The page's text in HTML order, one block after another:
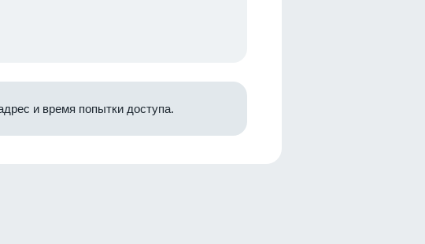
и время попытки доступа.